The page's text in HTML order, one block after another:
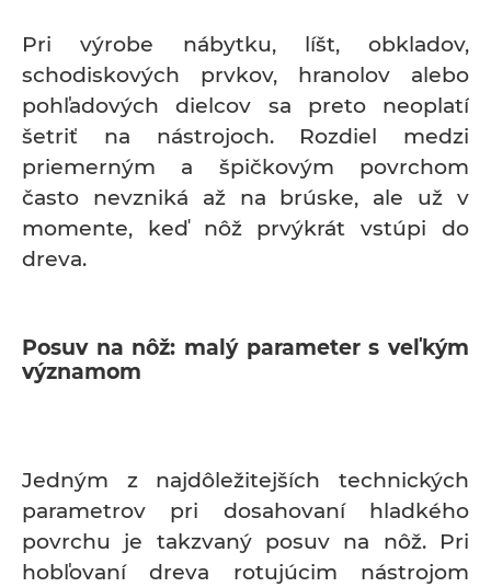
Pri výrobe nábytku, líšt, obkladov,
schodiskových prvkov, hranolov alebo
pohľadových dielcov sa preto neoplatí
šetriť na nástrojoch. Rozdiel medzi
priemerným a špičkovým povrchom
často nevzniká až na brúske, ale už v
momente, keď nôž prvýkrát vstúpi do
dreva.
Posuv na nôž: malý parameter s veľkým
významom
Jedným z najdôležitejších technických
parametrov pri dosahovaní hladkého
povrchu je takzvaný posuv na nôž. Pri
hobľovaní dreva rotujúcim nástrojom